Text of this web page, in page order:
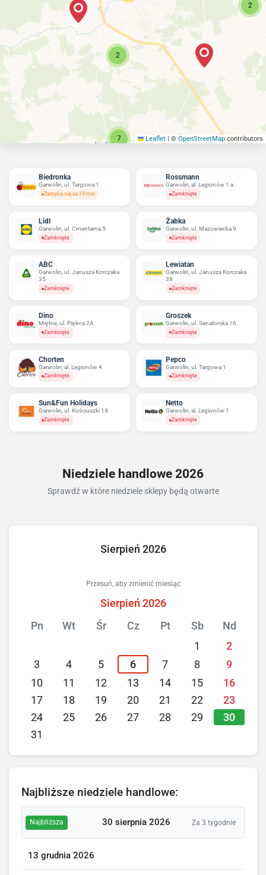
2
2
7 Leaflet | © OpenStreetMap contributors
Biedronka
Garwolin, ul. Targowa 1
Zamyka się za 19 min
Rossmann
Garwolin, al. Legionów 1 a
Zamknięte
Lidl
Garwolin, ul. Cmentarna 5
Zamknięte
Żabka
Garwolin, ul. Mazowiecka 9
Zamknięte
ABC
Garwolin, ul. Janusza Korczaka
35
Zamknięte
Lewiatan
Garwolin, ul. Janusza Korczaka
38
Zamknięte
Dino
Miętne, ul. Piękna 2A
Zamknięte
Groszek
Garwolin, ul. Senatorska 16
Zamknięte
Chorten
Garwolin, al. Legionów 4
Zamknięte
Pepco
Garwolin, ul. Targowa 1
Zamknięte
Sun&Fun Holidays
Garwolin, ul. Kościuszki 14
Zamknięte
Netto
Garwolin, al. Legionów 1
Zamknięte
Niedziele handlowe 2026
Sprawdź w które niedziele sklepy będą otwarte
Sierpień 2026
Przesuń, aby zmienić miesiąc
Sierpień 2026
Pn
Wt Śr Cz Pt Sb
Nd
1
2
3
4 5 6 7 8
9
10
11 12 13 14 15
16
17
18 19 20 21 22
23
24
25 26 27 28 29 30
31
Najbliższe niedziele handlowe:
Najbliższa 30 sierpnia 2026 Za 3 tygodnie
13 grudnia 2026